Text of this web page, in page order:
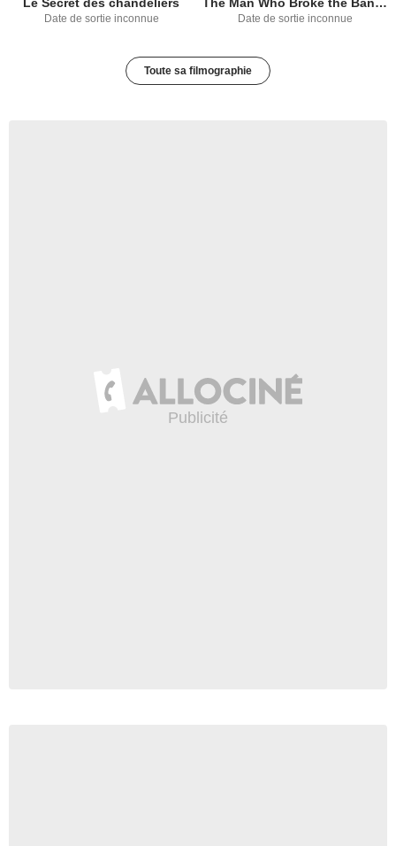
Le Secret des chandeliers
Date de sortie inconnue
The Man Who Broke the Bank at Monte Carlo
Date de sortie inconnue
Toute sa filmographie